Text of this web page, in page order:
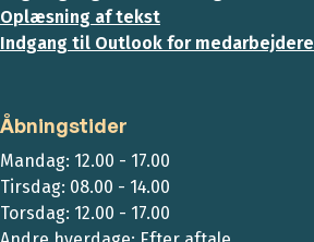
Oplæsning af tekst
Indgang til Outlook for medarbejdere
Åbningstider
Mandag: 12.00 - 17.00
Tirsdag: 08.00 - 14.00
Torsdag: 12.00 - 17.00